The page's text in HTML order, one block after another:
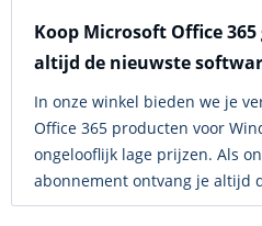
Koop Microsoft Office
altijd de nieuwste
In onze winkel bieden we je
Office 365 producten voor
ongelooflijk lage prijzen. Als
abonnement ontvang je altijd